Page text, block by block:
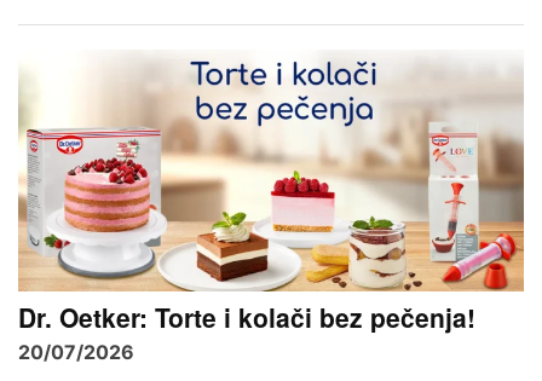
Dr. Oetker: Torte i kolači bez pečenja!
20/07/2026